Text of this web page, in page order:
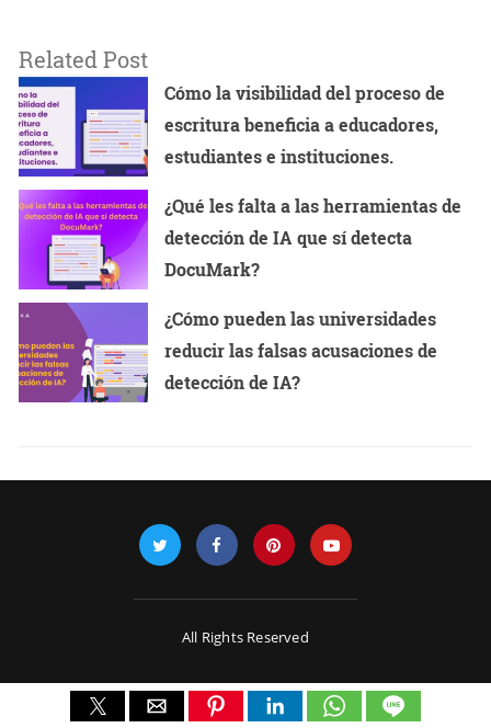
Related Post
Cómo la visibilidad del proceso de
escritura beneficia a educadores,
estudiantes e instituciones.
¿Qué les falta a las herramientas de
detección de IA que sí detecta
DocuMark?
¿Cómo pueden las universidades
reducir las falsas acusaciones de
detección de IA?
All Rights Reserved